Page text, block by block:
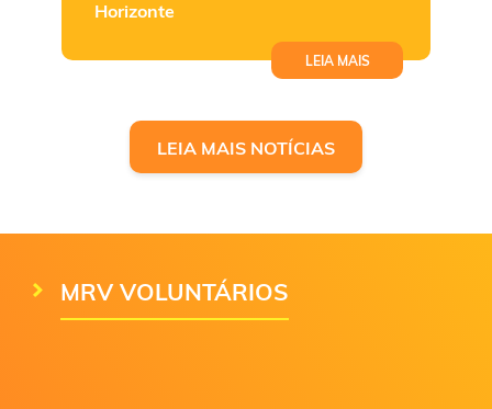
Horizonte
LEIA MAIS
LEIA MAIS NOTÍCIAS
MRV VOLUNTÁRIOS